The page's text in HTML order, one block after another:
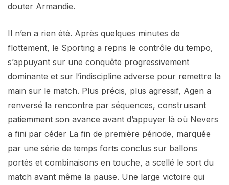
douter Armandie.
Il n’en a rien été. Après quelques minutes de
flottement, le Sporting a repris le contrôle du tempo,
s’appuyant sur une conquête progressivement
dominante et sur l’indiscipline adverse pour remettre la
main sur le match. Plus précis, plus agressif, Agen a
renversé la rencontre par séquences, construisant
patiemment son avance avant d’appuyer là où Nevers
a fini par céder La fin de première période, marquée
par une série de temps forts conclus sur ballons
portés et combinaisons en touche, a scellé le sort du
match avant même la pause. Une large victoire qui